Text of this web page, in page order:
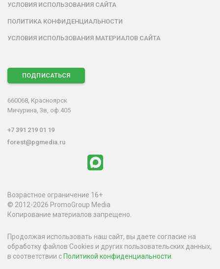
УСЛОВИЯ ИСПОЛЬЗОВАНИЯ САЙТА
ПОЛИТИКА КОНФИДЕНЦИАЛЬНОСТИ
УСЛОВИЯ ИСПОЛЬЗОВАНИЯ МАТЕРИАЛОВ САЙТА
ПОДПИСАТЬСЯ
660068, Красноярск
Мичурина, 3в, оф.405
+7 391 219 01 19
forest@pgmedia.ru
Возрастное ограничение 16+
© 2012-2026 PromoGroup Media
Копирование материалов запрещено.
Продолжая использовать наш сайт, вы даете согласие на
обработку файлов Cookies и других пользовательских данных,
в соответствии сПолитикой конфиденциальности